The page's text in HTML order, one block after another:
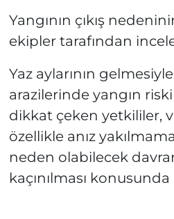
Yangının çıkış
ekipler tarafından
Yaz aylarının
arazilerinde yangın
dikkat çeken yetkililer,
özellikle anız
neden olabilecek
kaçınılması konusunda